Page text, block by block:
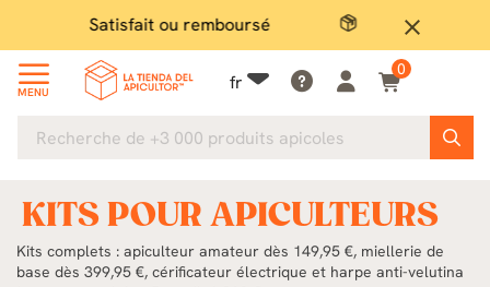
close
Paiement sécurisé
MENU fr
0
KITS POUR APICULTEURS
Kits complets : apiculteur amateur dès 149,95 €, miellerie de
base dès 399,95 €, cérificateur électrique et harpe anti-velutina